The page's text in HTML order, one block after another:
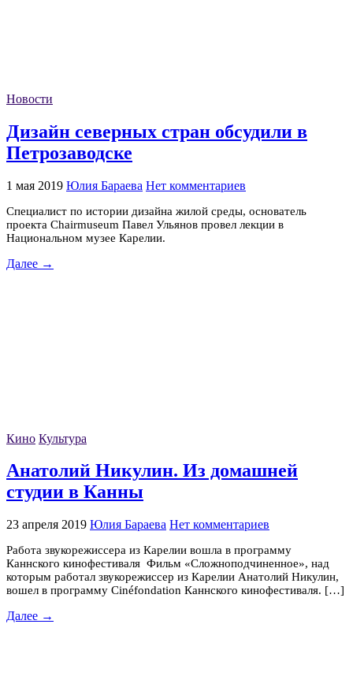
Новости
Дизайн северных стран обсудили в
Петрозаводске
1 мая 2019 Юлия Бараева Нет комментариев
Специалист по истории дизайна жилой среды, основатель
проекта Chairmuseum Павел Ульянов провел лекции в
Национальном музее Карелии.
Далее →
Кино Культура
Анатолий Никулин. Из домашней
студии в Канны
23 апреля 2019 Юлия Бараева Нет комментариев
Работа звукорежиссера из Карелии вошла в программу
Каннского кинофестиваля Фильм «Сложноподчиненное», над
которым работал звукорежиссер из Карелии Анатолий Никулин,
вошел в программу Cinéfondation Каннского кинофестиваля. […]
Далее →